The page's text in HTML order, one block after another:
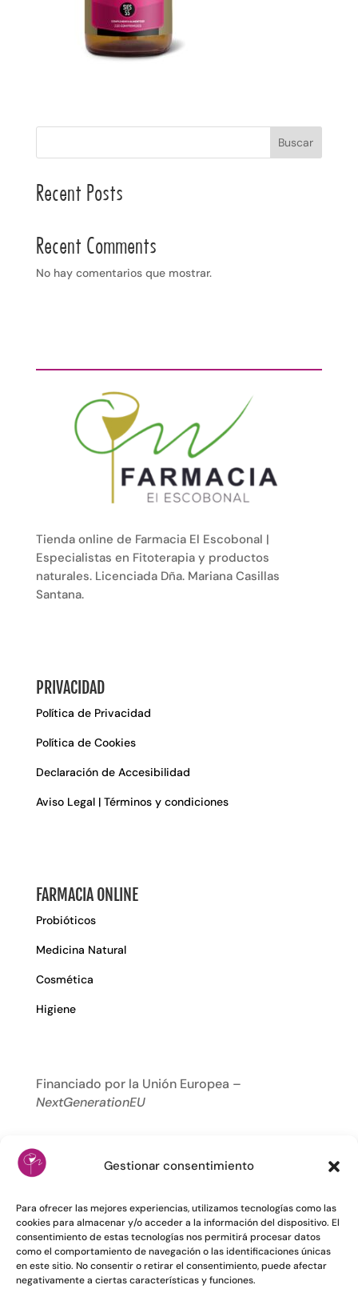
Gestionar consentimiento
Para ofrecer las mejores experiencias, utilizamos tecnologías como las
cookies para almacenar y/o acceder a la información del dispositivo. El
consentimiento de estas tecnologías nos permitirá procesar datos
como el comportamiento de navegación o las identificaciones únicas
en este sitio. No consentir o retirar el consentimiento, puede afectar
negativamente a ciertas características y funciones.
Buscar
Recent Posts
Recent Comments
No hay comentarios que mostrar.
Tienda online de Farmacia El Escobonal |
Especialistas en Fitoterapia y productos
naturales. Licenciada Dña. Mariana Casillas
Santana.
PRIVACIDAD
Política de Privacidad
Política de Cookies
Declaración de Accesibilidad
Aviso Legal | Términos y condiciones
FARMACIA ONLINE
Probióticos
Medicina Natural
Cosmética
Higiene
Financiado por la Unión Europea –
NextGenerationEU